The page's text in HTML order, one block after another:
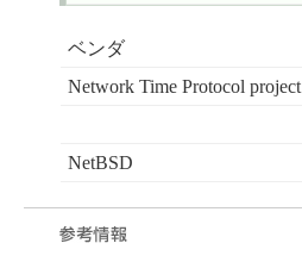
ベンダ
Network Time Protocol project
NetBSD